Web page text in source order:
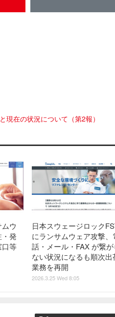
在の状況について（第2報）
ウ
発
等
日本スウェージロック
にランサムウェア攻撃、
話・メール・FAX が繋が
ない状況になるも順次出
業務を再開
2026.3.25 Wed 8:05